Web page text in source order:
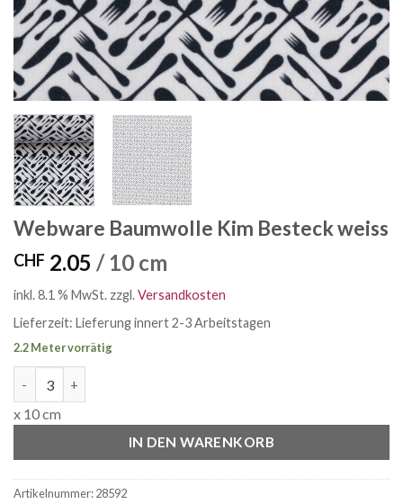
Webware Baumwolle Kim Besteck weiss
CHF 2.05 / 10 cm
inkl. 8.1 % MwSt. zzgl.Versandkosten
Lieferzeit: Lieferung innert 2-3 Arbeitstagen
2.2 Meter vorrätig
x 10 cm
IN DEN WARENKORB
Artikelnummer:28592